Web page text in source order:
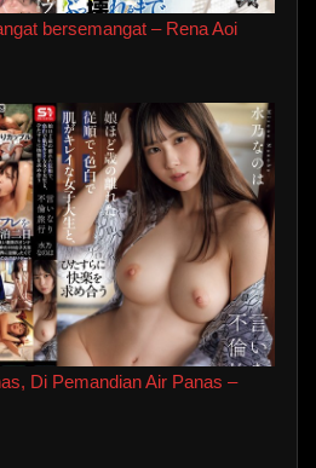
bersemangat – Rena Aoi
Di Pemandian Air Panas –